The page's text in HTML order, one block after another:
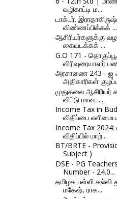
வழிகாட்டி ம...
டாக்டர்.
விண்ணப்பிக்கக் ...
ஆசிரியர்களுக்கு
கையடக்கக் ...
G.O 171 -
விரிவுரையாளர்
அரசாணை 243 - ஐ
அதிகாரிகள்
முதுகலை ஆசிரியர்
விட்டு மாவட...
Income Tax in
விதிப்பை
Income Tax 2024:
விதிப்பில் மாற்...
BT/BRTE -
Subject )
DSE - PG
Number - 24.0...
தமிழக பள்ளி
மகேஷ், ராக...